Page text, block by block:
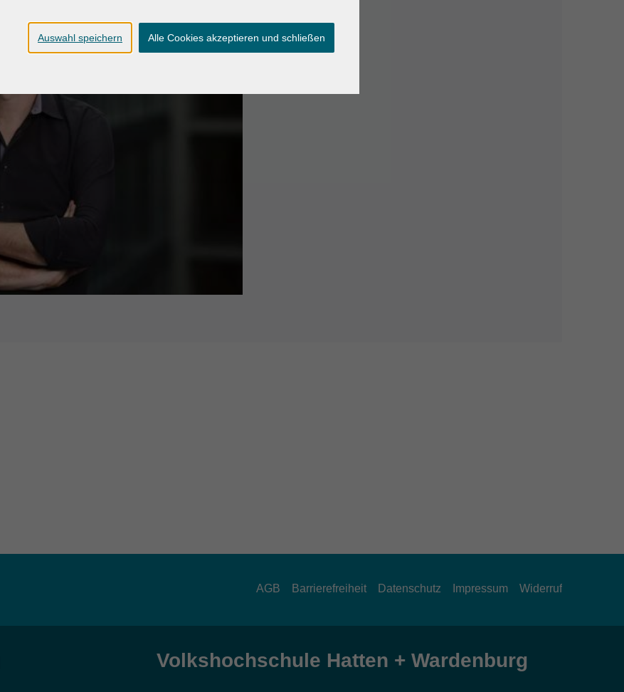
AGB Barrierefreiheit Datenschutz Impressum Widerruf
Volkshochschule Hatten + Wardenburg
Auswahl speichern Alle Cookies akzeptieren und schließen